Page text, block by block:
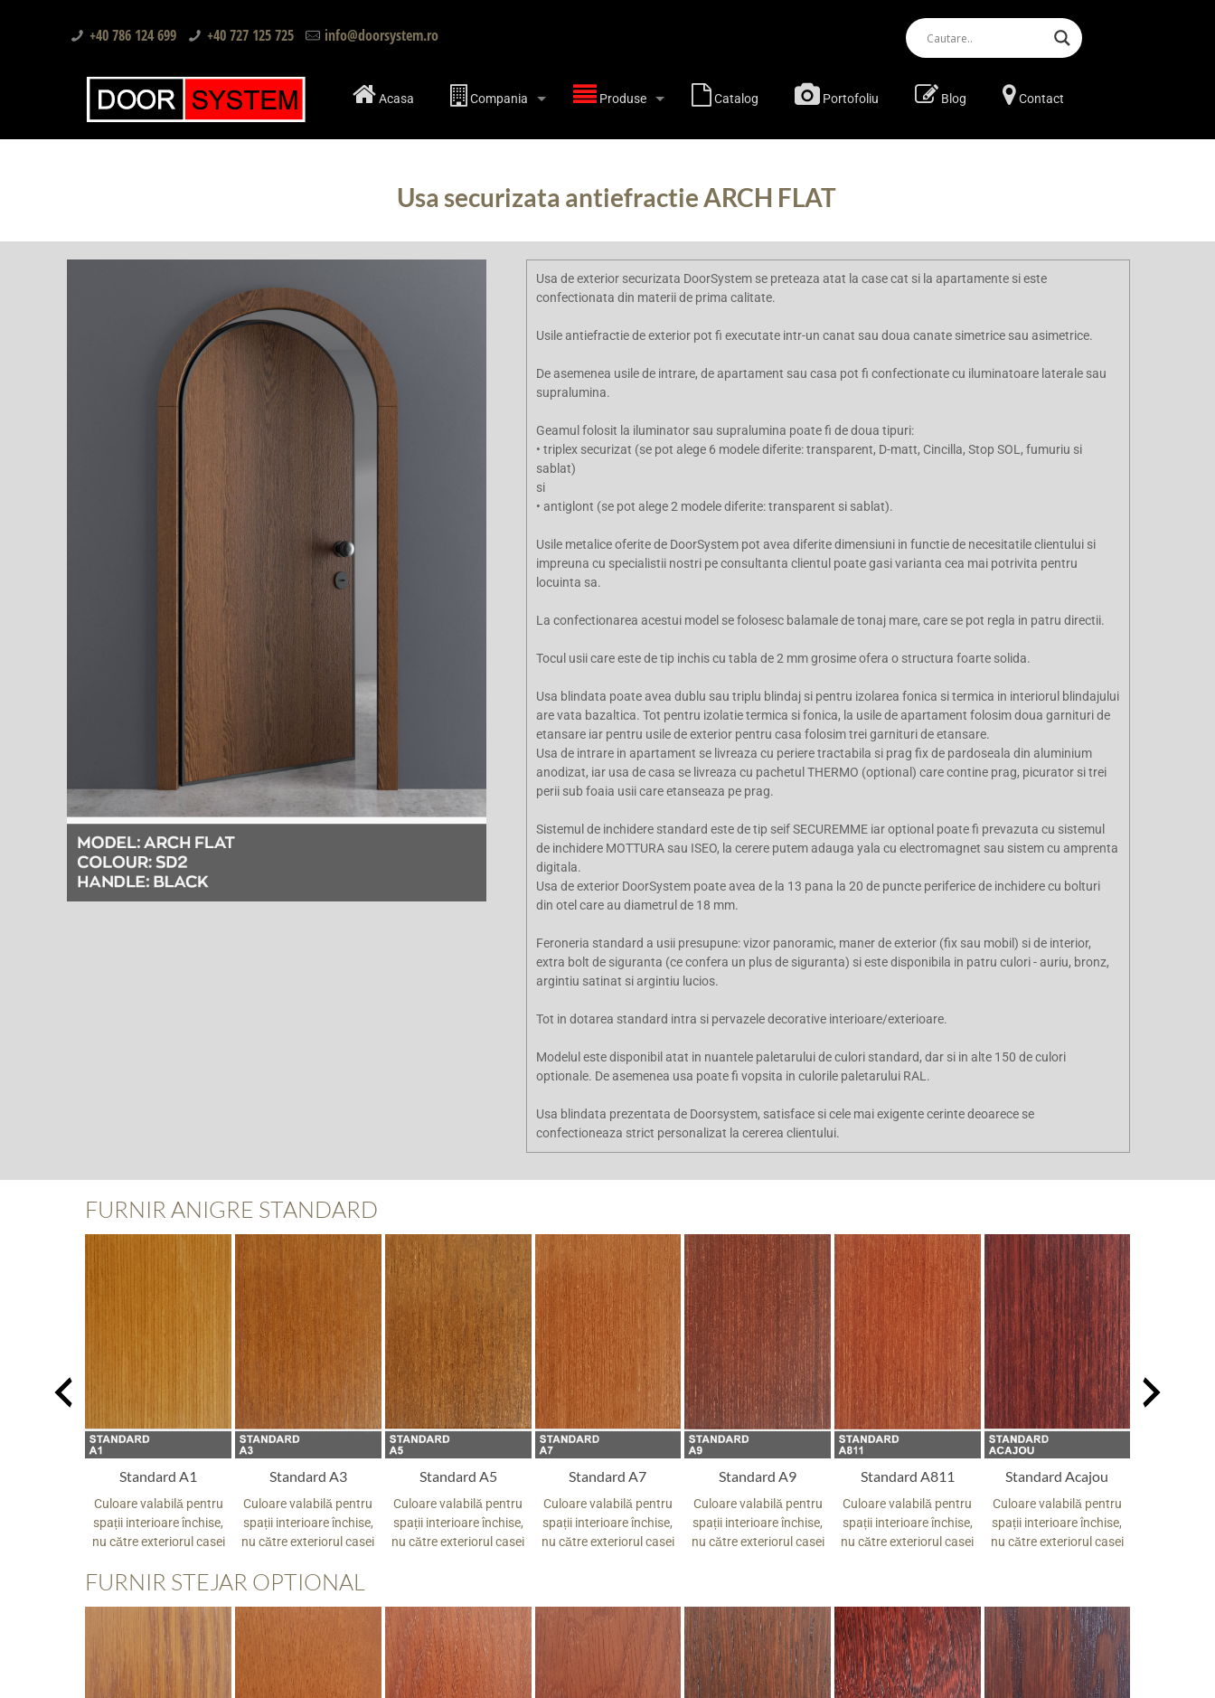
+40 786 124 699 +40 727 125 725 info@doorsystem.ro
Acasa Compania Produse Catalog Portofoliu Blog Contact
Usa securizata antiefractie ARCH FLAT
Usa de exterior securizata DoorSystem se preteaza atat la case cat si la apartamente si este
confectionata din materii de prima calitate.
Usile antiefractie de exterior pot fi executate intr-un canat sau doua canate simetrice sau asimetrice.
De asemenea usile de intrare, de apartament sau casa pot fi confectionate cu iluminatoare laterale sau
supralumina.
Geamul folosit la iluminator sau supralumina poate fi de doua tipuri:
• triplex securizat (se pot alege 6 modele diferite: transparent, D-matt, Cincilla, Stop SOL, fumuriu si
sablat)
si
• antiglont (se pot alege 2 modele diferite: transparent si sablat).
Usile metalice oferite de DoorSystem pot avea diferite dimensiuni in functie de necesitatile clientului si
impreuna cu specialistii nostri pe consultanta clientul poate gasi varianta cea mai potrivita pentru
locuinta sa.
La confectionarea acestui model se folosesc balamale de tonaj mare, care se pot regla in patru directii.
Tocul usii care este de tip inchis cu tabla de 2 mm grosime ofera o structura foarte solida.
Usa blindata poate avea dublu sau triplu blindaj si pentru izolarea fonica si termica in interiorul blindajului
are vata bazaltica. Tot pentru izolatie termica si fonica, la usile de apartament folosim doua garnituri de
etansare iar pentru usile de exterior pentru casa folosim trei garnituri de etansare.
Usa de intrare in apartament se livreaza cu periere tractabila si prag fix de pardoseala din aluminium
anodizat, iar usa de casa se livreaza cu pachetul THERMO (optional) care contine prag, picurator si trei
perii sub foaia usii care etanseaza pe prag.
Sistemul de inchidere standard este de tip seif SECUREMME iar optional poate fi prevazuta cu sistemul
de inchidere MOTTURA sau ISEO, la cerere putem adauga yala cu electromagnet sau sistem cu amprenta
digitala.
Usa de exterior DoorSystem poate avea de la 13 pana la 20 de puncte periferice de inchidere cu bolturi
din otel care au diametrul de 18 mm.
Feroneria standard a usii presupune: vizor panoramic, maner de exterior (fix sau mobil) si de interior,
extra bolt de siguranta (ce confera un plus de siguranta) si este disponibila in patru culori - auriu, bronz,
argintiu satinat si argintiu lucios.
Tot in dotarea standard intra si pervazele decorative interioare/exterioare.
Modelul este disponibil atat in nuantele paletarului de culori standard, dar si in alte 150 de culori
optionale. De asemenea usa poate fi vopsita in culorile paletarului RAL.
Usa blindata prezentata de Doorsystem, satisface si cele mai exigente cerinte deoarece se
confectioneaza strict personalizat la cererea clientului.
FURNIR ANIGRE STANDARD
Standard A1
Culoare valabilă pentru
spații interioare închise,
nu către exteriorul casei
Standard A3
Culoare valabilă pentru
spații interioare închise,
nu către exteriorul casei
Standard A5
Culoare valabilă pentru
spații interioare închise,
nu către exteriorul casei
Standard A7
Culoare valabilă pentru
spații interioare închise,
nu către exteriorul casei
Standard A9
Culoare valabilă pentru
spații interioare închise,
nu către exteriorul casei
Standard A811
Culoare valabilă pentru
spații interioare închise,
nu către exteriorul casei
Standard Acajou
Culoare valabilă pentru
spații interioare închise,
nu către exteriorul casei
FURNIR STEJAR OPTIONAL